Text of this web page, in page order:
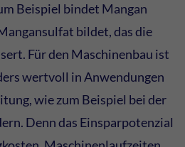
Beispiel bindet Mangan
bildet, das die
Für den Maschinenbau ist
wertvoll in Anwendungen
wie zum Beispiel bei der
Denn das Einsparpotenzial